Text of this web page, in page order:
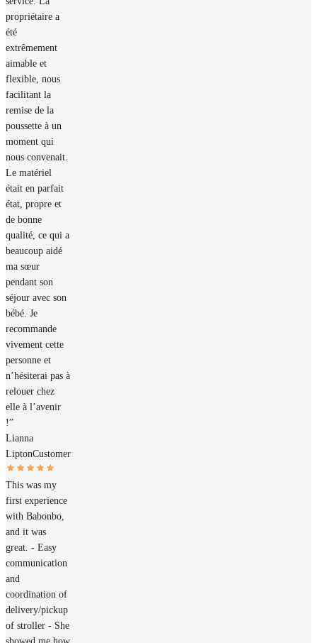
propriétaire a
été
extrêmement
aimable et
flexible, nous
facilitant la
remise de la
poussette à un
moment qui
nous convenait.
Le matériel
était en parfait
état, propre et
de bonne
qualité, ce qui a
beaucoup aidé
ma sœur
pendant son
séjour avec son
bébé. Je
recommande
vivement cette
personne et
n’hésiterai pas à
relouer chez
elle à l’avenir
!”
Lianna
LiptonCustomer
This was my
first experience
with Babonbo,
and it was
great. - Easy
communication
and
coordination of
delivery/pickup
of stroller - She